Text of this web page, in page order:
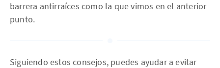
barrera antirraíces como la que vimos en el anterior
punto.
Siguiendo estos consejos, puedes ayudar a evitar